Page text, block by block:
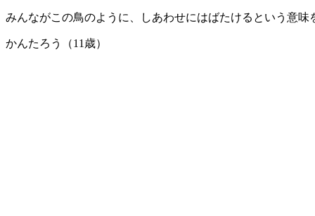
みんながこの鳥のように、しあわせにはばたけるという意味
かんたろう（11歳）